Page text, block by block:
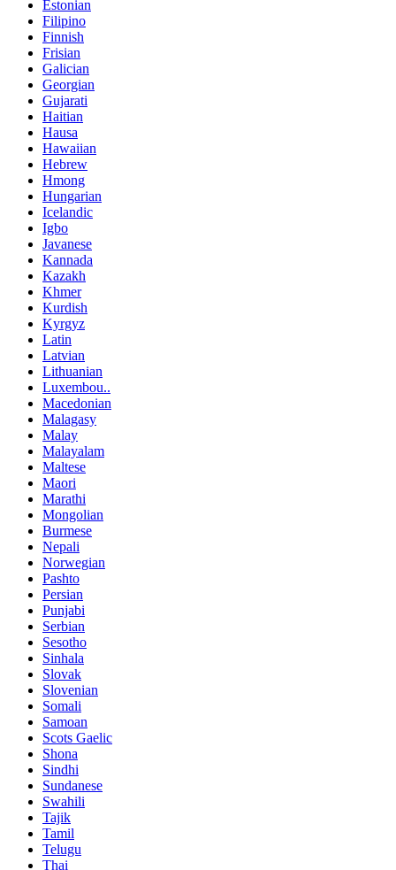
Estonian
Filipino
Finnish
Frisian
Galician
Georgian
Gujarati
Haitian
Hausa
Hawaiian
Hebrew
Hmong
Hungarian
Icelandic
Igbo
Javanese
Kannada
Kazakh
Khmer
Kurdish
Kyrgyz
Latin
Latvian
Lithuanian
Luxembou..
Macedonian
Malagasy
Malay
Malayalam
Maltese
Maori
Marathi
Mongolian
Burmese
Nepali
Norwegian
Pashto
Persian
Punjabi
Serbian
Sesotho
Sinhala
Slovak
Slovenian
Somali
Samoan
Scots Gaelic
Shona
Sindhi
Sundanese
Swahili
Tajik
Tamil
Telugu
Thai